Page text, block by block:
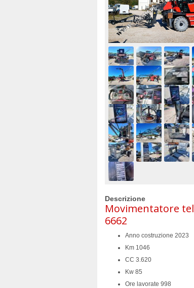
Descrizione
Movimentatore
6662
Anno costruzione 2023
Km 1046
CC 3.620
Kw 85
Ore lavorate 998